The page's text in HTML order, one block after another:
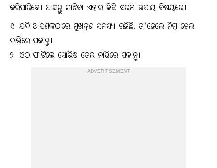
କରିପାରିବେ। ଆସନ୍ତୁ ଜାଣିବା ଏହାର କିଛି ସରଳ ଉପାୟ ବିଷୟରେ।
୧. ଯଦି ଆପଣଙ୍କଠାରେ ମୁଖବ୍ରଣ ସମସ୍ୟା ରହିଛି, ତା'ହେଲେ ନିମ୍ବ ତେଲ
ନାଭିରେ ପକାନ୍ତୁ।
୨. ଓଠ ଫାଟିଲେ ସୋରିଷ ତେଲ ନାଭିରେ ପକାନ୍ତୁ।
ADVERTISEMENT